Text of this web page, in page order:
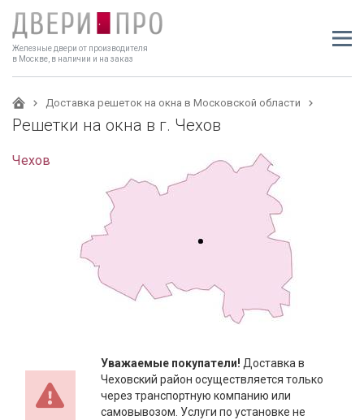
Железные двери от производителя
в Москве, в наличии и на заказ
Доставка решеток на окна в Московской области
Решетки на окна в г. Чехов
Чехов
Уважаемые покупатели! Доставка в
Чеховский район осуществляется только
через транспортную компанию или
самовывозом. Услуги по установке не